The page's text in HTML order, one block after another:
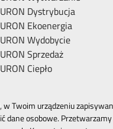
Dystrybucja
Ekoenergia
Wydobycie
Sprzedaż
Ciepło
Twoim urządzeniu
dane osobowe.